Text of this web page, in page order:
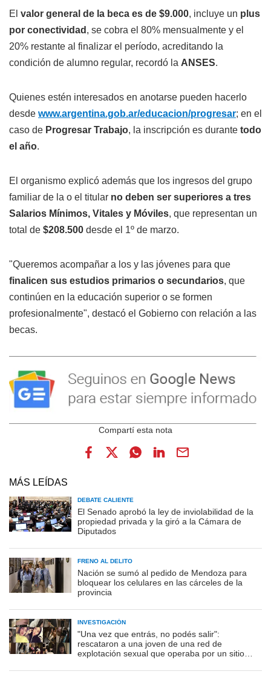
El valor general de la beca es de $9.000, incluye un plus
por conectividad , se cobra el 80% mensualmente y el
20% restante al finalizar el período, acreditando la
condición de alumno regular, recordó la ANSES.
Quienes estén interesados en anotarse pueden hacerlo
desde www.argentina.gob.ar/educacion/progresar; en el
caso de Progresar Trabajo, la inscripción es durante todo
el año.
El organismo explicó además que los ingresos del grupo
familiar de la o el titular no deben ser superiores a tres
Salarios Mínimos, Vitales y Móviles, que representan un
total de $208.500 desde el 1º de marzo.
"Queremos acompañar a los y las jóvenes para que
finalicen sus estudios primarios o secundarios, que
continúen en la educación superior o se formen
profesionalmente", destacó el Gobierno con relación a las
becas.
MÁS LEÍDAS
DEBATE CALIENTE
El Senado aprobó la ley de inviolabilidad de la
propiedad privada y la giró a la Cámara de
Diputados
FRENO AL DELITO
Nación se sumó al pedido de Mendoza para
bloquear los celulares en las cárceles de la
provincia
INVESTIGACIÓN
"Una vez que entrás, no podés salir":
rescataron a una joven de una red de
explotación sexual que operaba por un sitio